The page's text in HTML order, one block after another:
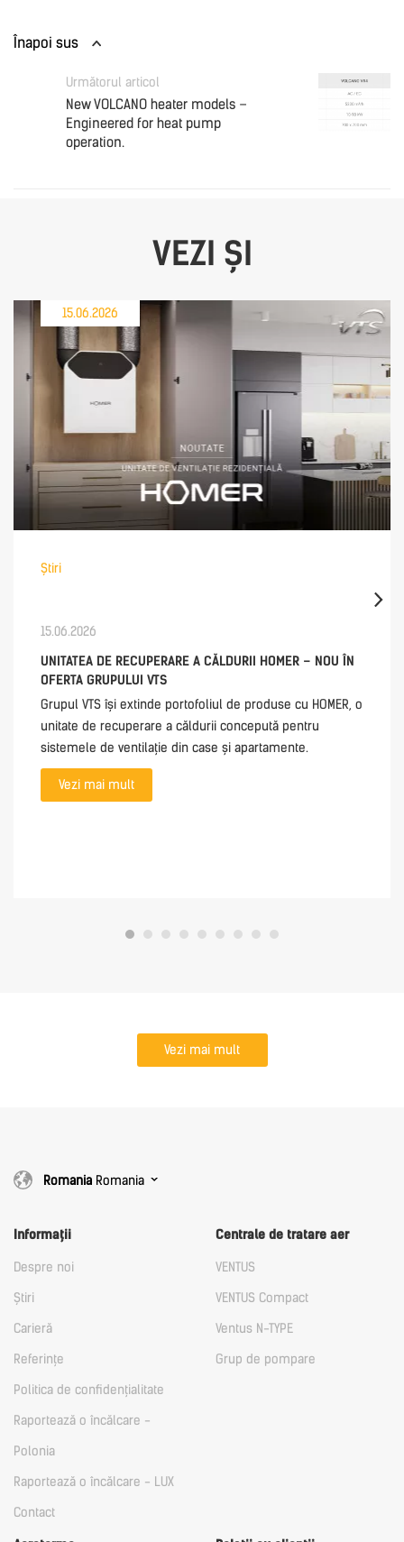
Înapoi sus
Următorul articol
New VOLCANO heater models –
Engineered for heat pump
operation.
VEZI ȘI
15.06.2026
Știri
15.06.2026
UNITATEA DE RECUPERARE A CĂLDURII HOMER – NOU ÎN
OFERTA GRUPULUI VTS
Grupul VTS își extinde portofoliul de produse cu HOMER, o
unitate de recuperare a căldurii concepută pentru
sistemele de ventilație din case și apartamente.
Vezi mai mult
Vezi mai mult
Romania Romania
Informații
Despre noi
Știri
Carieră
Referințe
Politica de confidențialitate
Raportează o încălcare -
Polonia
Raportează o încălcare - LUX
Contact
Centrale de tratare aer
VENTUS
VENTUS Compact
Ventus N-TYPE
Grup de pompare